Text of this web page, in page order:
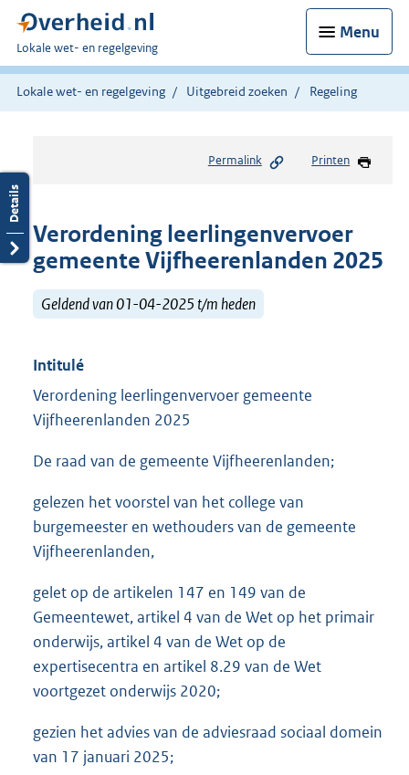
Menu
U
bent
hier:
Lokale wet- en regelgeving
Lokale wet- en regelgeving Uitgebreid zoeken Regeling
Permalink Printen
Verordening leerlingenvervoer
gemeente Vijfheerenlanden 2025
Geldend van 01-04-2025 t/m heden
Intitulé
Verordening leerlingenvervoer gemeente
Vijfheerenlanden 2025
De raad van de gemeente Vijfheerenlanden;
gelezen het voorstel van het college van
burgemeester en wethouders van de gemeente
Vijfheerenlanden,
gelet op de artikelen 147 en 149 van de
Gemeentewet, artikel 4 van de Wet op het primair
onderwijs, artikel 4 van de Wet op de
expertisecentra en artikel 8.29 van de Wet
voortgezet onderwijs 2020;
gezien het advies van de adviesraad sociaal domein
van 17 januari 2025;